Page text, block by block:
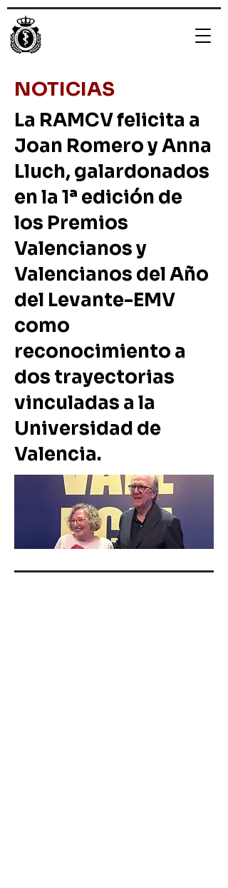
NOTICIAS
La RAMCV felicita a
Joan Romero y Anna
Lluch, galardonados
en la 1ª edición de
los Premios
Valencianos y
Valencianos del Año
del Levante-EMV
como
reconocimiento a
dos trayectorias
vinculadas a la
Universidad de
Valencia.